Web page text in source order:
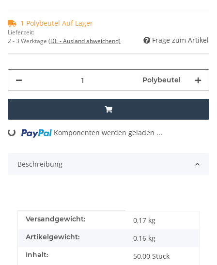
1 Polybeutel Auf Lager
Lieferzeit:
2 - 3 Werktage (DE - Ausland abweichend) Frage zum Artikel
Polybeutel
Loading... Komponenten werden geladen ...
Beschreibung
Produkteigenschaft
Wert
Versandgewicht: 0,17 kg
Artikelgewicht: 0,16 kg
Inhalt: 50,00 Stück